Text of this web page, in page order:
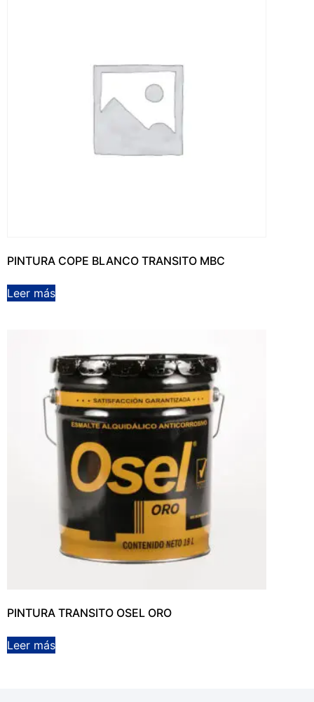
PINTURA COPE BLANCO TRANSITO MBC
Leer más
PINTURA TRANSITO OSEL ORO
Leer más